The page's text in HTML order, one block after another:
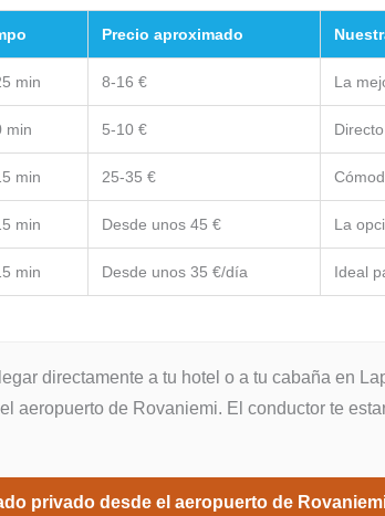
Precio aproximado
min 8-16 € La
min 5-10 €
min 25-35 €
min Desde unos 45 € La
min Desde unos 35 €/día Ideal
directamente a tu hotel o a tu cabaña en
aeropuerto de Rovaniemi. El conductor te
privado desde el aeropuerto de